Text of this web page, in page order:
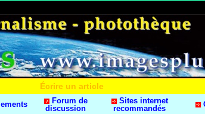
Écrire un article
Forum de
discussion
Sites internet
recommandés